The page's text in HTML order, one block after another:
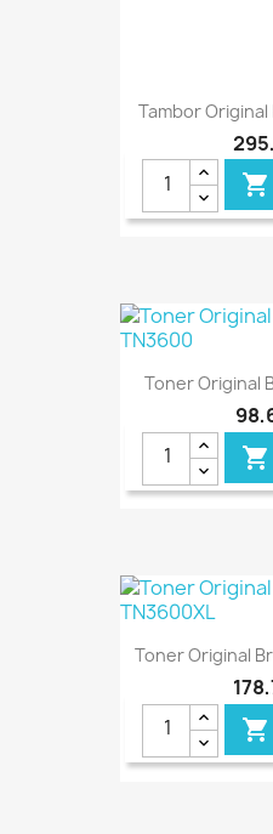
Tambor

Toner Original

Toner Original
